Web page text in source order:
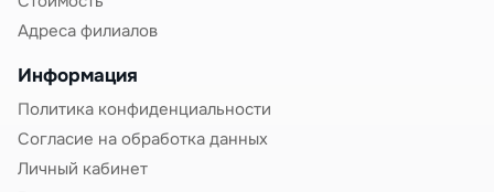
выдается на весь период пребывания в
Ограничение по оплате
более 60 календарных дней в году по уходу за
одним ребенком (90 дней при заболеваниях из
специального перечня)
Адреса филиалов
Информация
Политика конфиденциальности
Согласие на обработка данных
Личный кабинет